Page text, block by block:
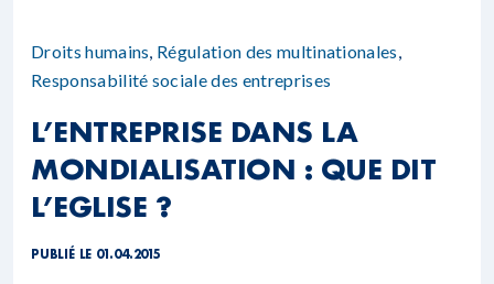
Droits humains, Régulation des multinationales,
Responsabilité sociale des entreprises
L’ENTREPRISE DANS LA
MONDIALISATION : QUE DIT
L’EGLISE ?
PUBLIÉ LE 01.04.2015